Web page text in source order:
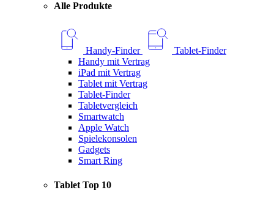
Alle Produkte
Handy-Finder
Tablet-Finder
Handy mit Vertrag
iPad mit Vertrag
Tablet mit Vertrag
Tablet-Finder
Tabletvergleich
Smartwatch
Apple Watch
Spielekonsolen
Gadgets
Smart Ring
Tablet Top 10